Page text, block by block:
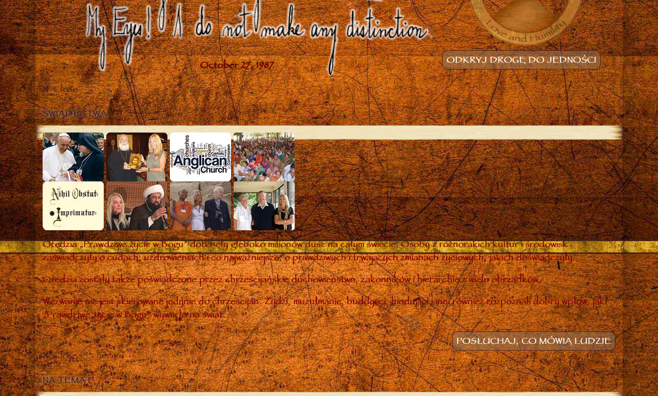
ODKRYJ DROGĘ DO JEDNOŚCI
Close
ŚWIADECTWA
Orędzia „Prawdziwe życie w Bogu” dotknęły głęboko milionów dusz na całym świecie. Osoby z różnorakich kultur i środowisk
zaświadczyły o cudach, uzdrowieniach i co najważniejsze, o prawdziwych i trwających zmianach życiowych, jakich doświadczyły.
Orędzia zostały także poświadczone przez chrześcijańskie duchowieństwo, zakonników i hierarchię z wielu obrządków.
Wezwanie nie jest skierowane jedynie do chrześcijan. Żydzi, muzułmanie, buddyści, hinduiści i inni również rozpoznali dobry wpływ, jaki
„Prawdziwe życie w Bogu” wywarło na świat.
POSŁUCHAJ, CO MÓWIĄ LUDZIE
Close
NA TEMAT